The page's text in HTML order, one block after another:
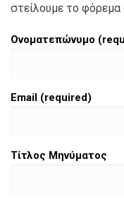
στείλουμε το φόρεμα
Ονοματεπώνυμο
Email (required)
Τίτλος Μηνύματος